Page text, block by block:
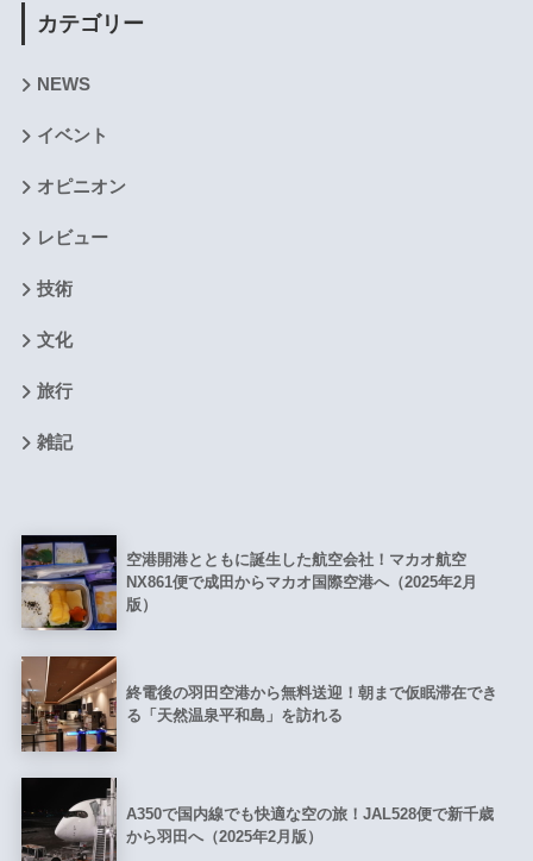
カテゴリー
NEWS
イベント
オピニオン
レビュー
技術
文化
旅行
雑記
空港開港とともに誕生した航空会社！マカオ航空
NX861便で成田からマカオ国際空港へ（2025年2月
版）
終電後の羽田空港から無料送迎！朝まで仮眠滞在でき
る「天然温泉平和島」を訪れる
A350で国内線でも快適な空の旅！JAL528便で新千歳
から羽田へ（2025年2月版）